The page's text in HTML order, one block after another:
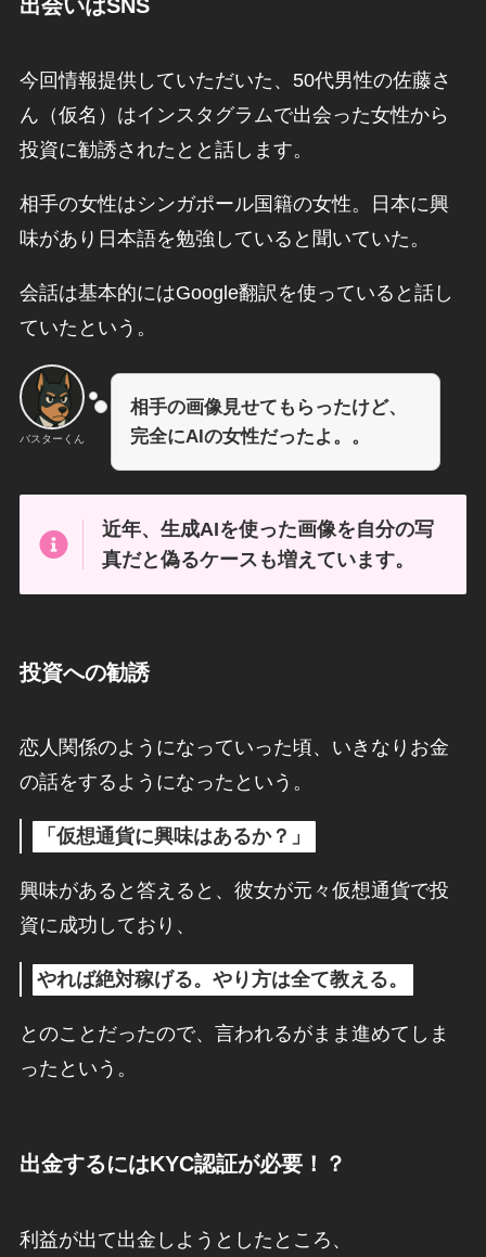
出会いはSNS
今回情報提供していただいた、50代男性の佐藤さ
ん（仮名）はインスタグラムで出会った女性から
投資に勧誘されたとと話します。
相手の女性はシンガポール国籍の女性。日本に興
味があり日本語を勉強していると聞いていた。
会話は基本的にはGoogle翻訳を使っていると話し
ていたという。
バスターくん
相手の画像見せてもらったけど、
完全にAIの女性だったよ。。
近年、生成AIを使った画像を自分の写
真だと偽るケースも増えています。
投資への勧誘
恋人関係のようになっていった頃、いきなりお金
の話をするようになったという。
「仮想通貨に興味はあるか？」
興味があると答えると、彼女が元々仮想通貨で投
資に成功しており、
やれば絶対稼げる。やり方は全て教える。
とのことだったので、言われるがまま進めてしま
ったという。
出金するにはKYC認証が必要！？
利益が出て出金しようとしたところ、